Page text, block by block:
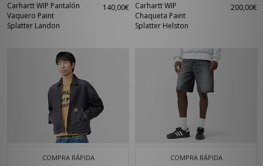
Carhartt WIP Pantalón
Vaquero Paint
Splatter Landon
140,00€
Carhartt WIP
Chaqueta Paint
Splatter Helston
200,00€
COMPRA RÁPIDA COMPRA RÁPIDA